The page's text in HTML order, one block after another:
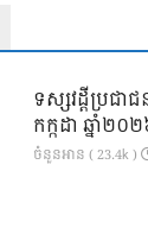
ទស្សវដ្តីប្រជា
កក្កដា ឆ្នាំ២០
ចំនួនអាន ( 23.4k )